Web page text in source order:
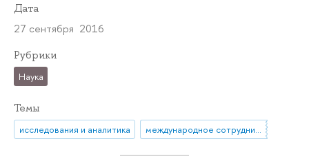
Дата
27 сентября 2016
Рубрики
Наука
Темы
исследования и аналитика международное сотрудничество